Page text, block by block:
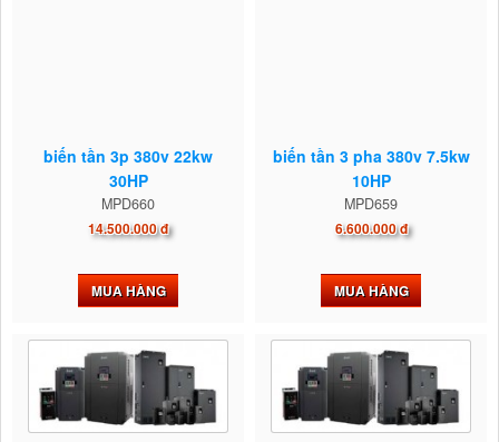
biến tần 3p 380v 22kw
30HP
MPD660
14.500.000 đ
MUA HÀNG
biến tần 3 pha 380v 7.5kw
10HP
MPD659
6.600.000 đ
MUA HÀNG